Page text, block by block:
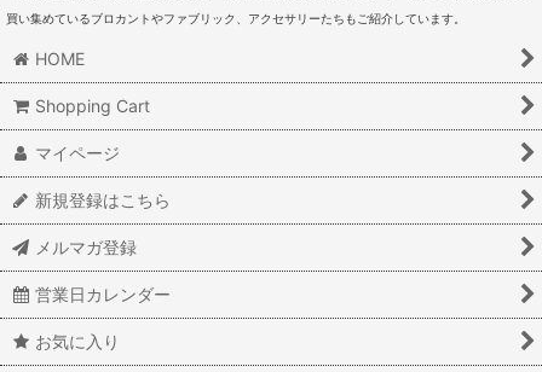
買い集めているブロカントやファブリック、アクセサリーたちもご紹介しています。
HOME
Shopping Cart
マイページ
新規登録はこちら
メルマガ登録
営業日カレンダー
お気に入り